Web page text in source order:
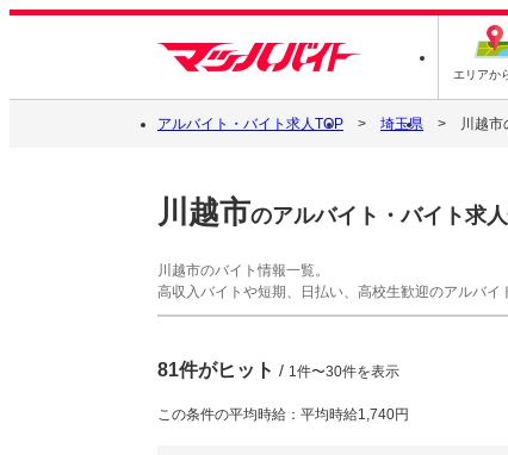
エリアか
アルバイト・バイト求人TOP 埼玉県 川越市
川越市のアルバイト・バイト求
川越市のバイト情報一覧。
高収入バイトや短期、日払い、高校生歓迎のアルバ
81件がヒット / 1件〜30件を表示
この条件の平均時給：平均時給1,740円